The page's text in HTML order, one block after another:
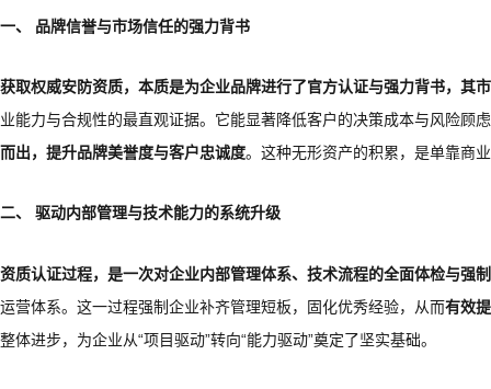
一、 品牌信誉与市场信任的强力背书
获取权威安防资质，本质是为企业品牌进行了官方认证与强力背书，其
业能力与合规性的最直观证据。它能显著降低客户的决策成本与风险顾
而出，提升品牌美誉度与客户忠诚度。这种无形资产的积累，是单靠商
二、 驱动内部管理与技术能力的系统升级
资质认证过程，是一次对企业内部管理体系、技术流程的全面体检与强
运营体系。这一过程强制企业补齐管理短板，固化优秀经验，从而有效
整体进步，为企业从“项目驱动”转向“能力驱动”奠定了坚实基础。